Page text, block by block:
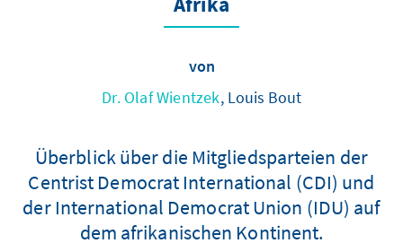
Afrika
von
Dr. Olaf Wientzek, Louis Bout
Überblick über die Mitgliedsparteien der
Centrist Democrat International (CDI) und
der International Democrat Union (IDU) auf
dem afrikanischen Kontinent.